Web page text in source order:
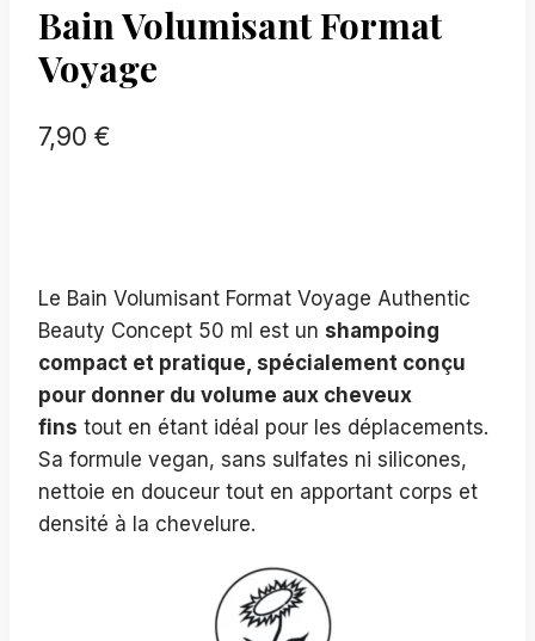
Bain Volumisant Format
Voyage
7,90 €
Le Bain Volumisant Format Voyage Authentic
Beauty Concept 50 ml est un shampoing
compact et pratique, spécialement conçu
pour donner du volume aux cheveux
fins tout en étant idéal pour les déplacements.
Sa formule vegan, sans sulfates ni silicones,
nettoie en douceur tout en apportant corps et
densité à la chevelure.